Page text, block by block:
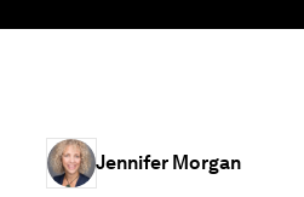
Jennifer Morgan